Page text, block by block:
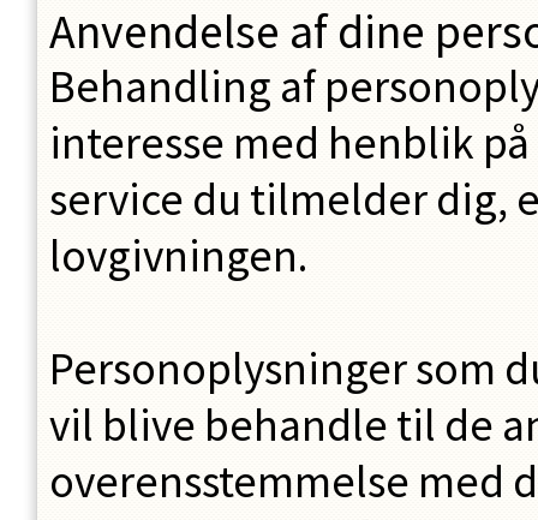
Anvendelse af dine
Behandling af
interesse med henblik
service du tilmelder dig,
lovgivningen.
Personoplysninger som
vil blive behandle til de
overensstemmelse med